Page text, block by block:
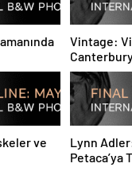
Vintage:
Tarihi
ve
Lynn
Petaca’ya